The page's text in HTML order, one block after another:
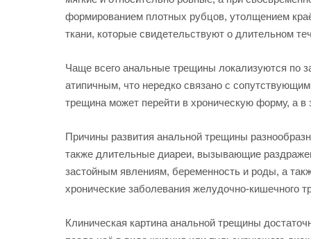
формированием плотных рубцов, утолщением
ткани, которые свидетельствуют о длительном
Чаще всего анальные трещины локализуются по
атипичным, что нередко связано с
трещина может перейти в хроническую форму, а
Причины развития анальной трещины
также длительные диареи, вызывающие
застойным явлениям, беременность и роды, а
хронические заболевания желудочно-кишечного
Клиническая картина анальной трещины